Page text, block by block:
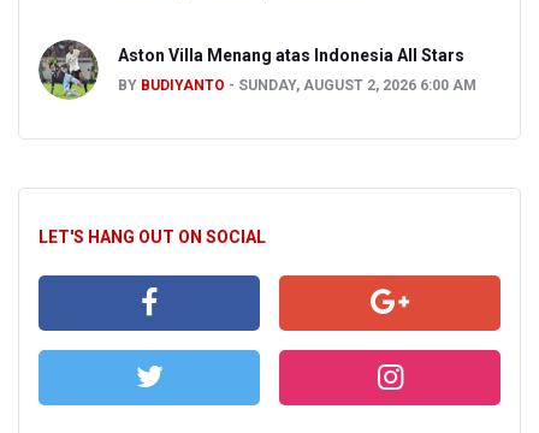
Aston Villa Menang atas Indonesia All Stars
BY BUDIYANTO SUNDAY, AUGUST 2, 2026 6:00 AM
LET'S HANG OUT ON SOCIAL